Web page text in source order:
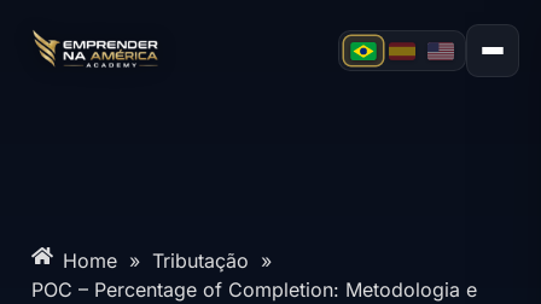
Home » Tributação »
POC – Percentage of Completion: Metodologia e